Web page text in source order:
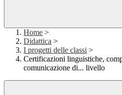
Home >
Didattica >
I progetti delle classi >
Certificazioni linguistiche,
comunicazione di... livello